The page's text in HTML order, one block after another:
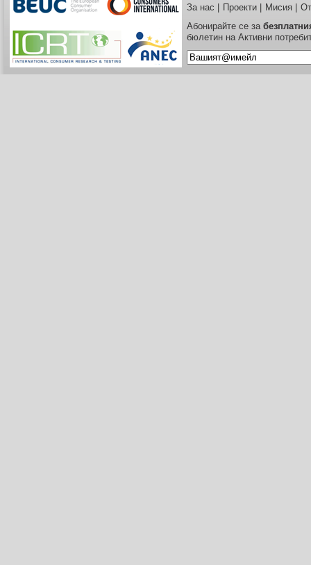
За нас
Проекти Мисия
Абонирайте се за
бюлетин на Активни